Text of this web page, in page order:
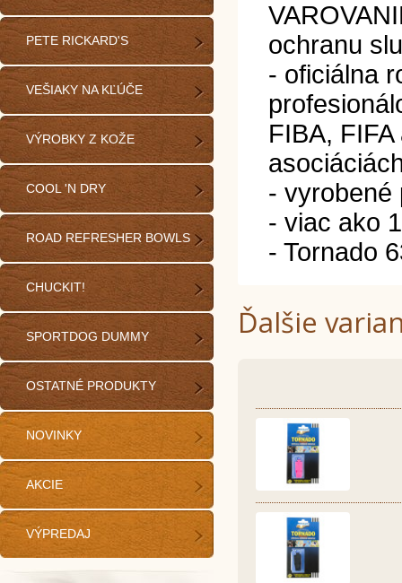
PETE RICKARD'S
VEŠIAKY NA KĽÚČE
VÝROBKY Z KOŽE
COOL 'N DRY
ROAD REFRESHER BOWLS
CHUCKIT!
SPORTDOG DUMMY
OSTATNÉ PRODUKTY
NOVINKY
AKCIE
VÝPREDAJ
ochranu
- oficiálna
FIBA,
- vyrobené
- viac ako
- Tornado
Ďalšie